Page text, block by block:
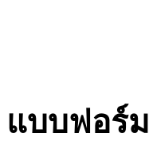
แบบฟอร์ม